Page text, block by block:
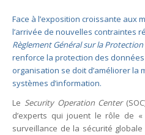
Face à l’exposition croissante aux
l’arrivée de nouvelles contraintes
Règlement Général sur la
renforce la protection des
organisation se doit d’améliorer la
systèmes d’information.
Le Security Operation Center
d’experts qui jouent le rôle de
surveillance de la sécurité